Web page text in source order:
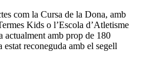
com la Cursa de la Dona, amb
Kids o l’Escola d’Atletisme
amb prop de 180
estat reconeguda amb el segell